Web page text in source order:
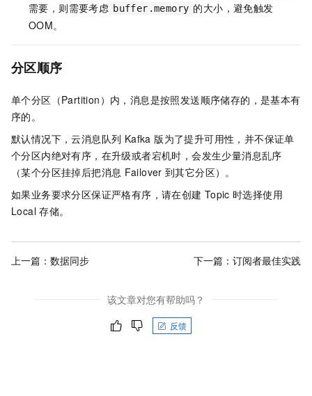
需要，则需要考虑 buffer.memory 的大小，避免触发
OOM。
分区顺序
单个分区（Partition）内，消息是按照发送顺序储存的，是基本有
序的。
默认情况下，云消息队列 Kafka 版为了提升可用性，并不保证单
个分区内绝对有序，在升级或者宕机时，会发生少量消息乱序
（某个分区挂掉后把消息 Failover 到其它分区）。
如果业务要求分区保证严格有序，请在创建 Topic 时选择使用
Local 存储。
上一篇： 数据同步 下一篇： 订阅者最佳实践
该文章对您有帮助吗？
反馈